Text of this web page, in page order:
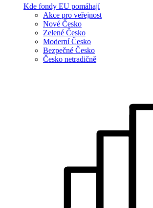
Kde fondy EU pomáhají
Akce pro veřejnost
Nové Česko
Zelené Česko
Moderní Česko
Bezpečné Česko
Česko netradičně